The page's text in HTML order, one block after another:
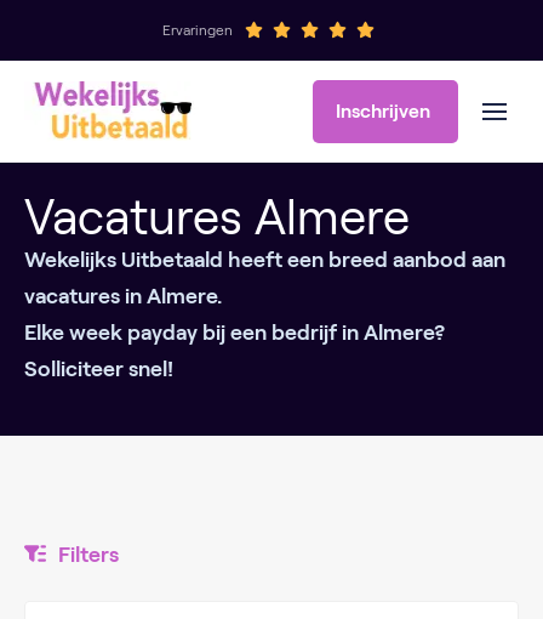
Ervaringen
Inschrijven
Vacatures Almere
Wekelijks Uitbetaald heeft een breed aanbod aan
vacatures in Almere.
Elke week payday bij een bedrijf in Almere?
Solliciteer snel!
Filters